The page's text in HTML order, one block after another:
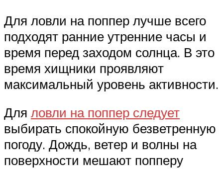
Для ловли на поппер лучше всего
подходят ранние утренние часы и
время перед заходом солнца. В это
время хищники проявляют
максимальный уровень активности.
Для ловли на поппер следует
выбирать спокойную безветренную
погоду. Дождь, ветер и волны на
поверхности мешают попперу